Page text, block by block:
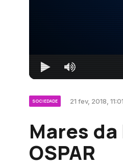
SOCIEDADE 21 fev, 2018, 11:01
Mares
OSPAR